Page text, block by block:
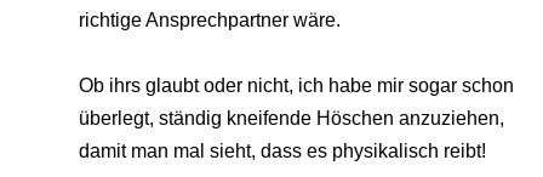
richtige Ansprechpartner wäre.
Ob ihrs glaubt oder nicht, ich habe mir sogar schon
überlegt, ständig kneifende Höschen anzuziehen,
damit man mal sieht, dass es physikalisch reibt!